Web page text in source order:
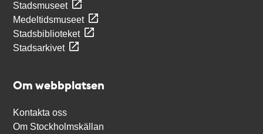
Stadsmuseet
Medeltidsmuseet
Stadsbiblioteket
Stadsarkivet
Om webbplatsen
Kontakta oss
Om Stockholmskällan